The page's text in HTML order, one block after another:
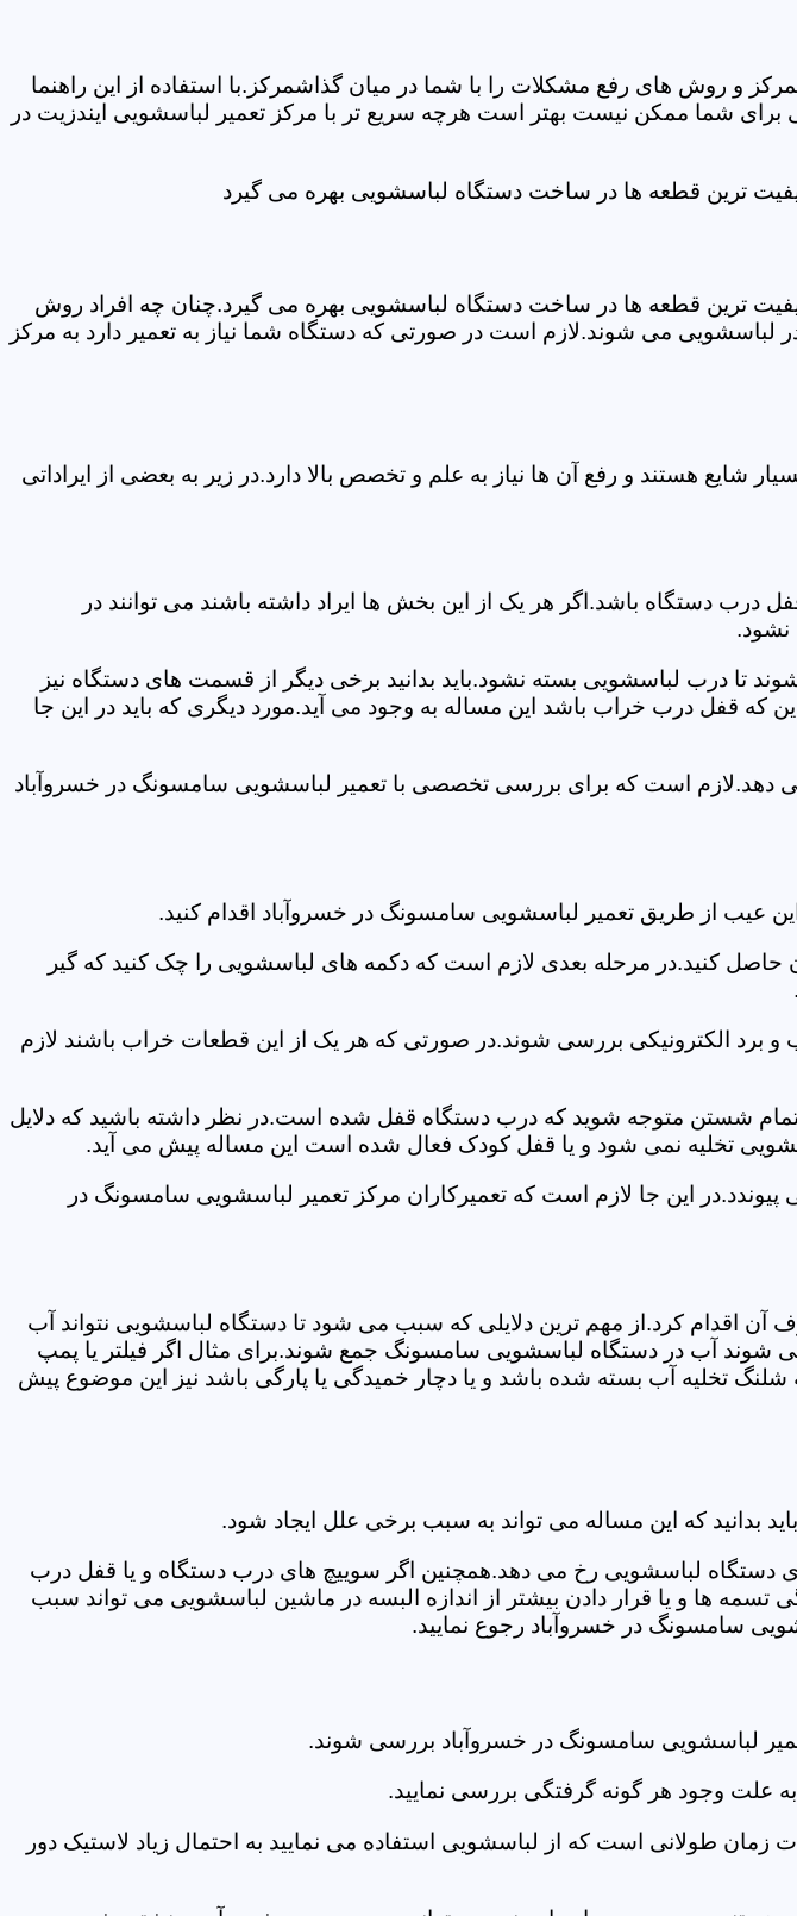
و روش های رفع مشکلات را با شما در میان گذاشمرکز.با استفاده از این راهنما
شما ممکن نیست بهتر است هرچه سریع تر با مرکز تعمیر لباسشویی ایندزیت در
ترین قطعه ها در ساخت دستگاه لباسشویی بهره می گیرد
ترین قطعه ها در ساخت دستگاه لباسشویی بهره می گیرد.چنان چه افراد روش
می شوند.لازم است در صورتی که دستگاه شما نیاز به تعمیر دارد به مرکز
هستند و رفع آن ها نیاز به علم و تخصص بالا دارد.در زیر به بعضی از ایراداتی
دستگاه باشد.اگر هر یک از این بخش ها ایراد داشته باشند می توانند در
نشود.
درب لباسشویی بسته نشود.باید بدانید برخی دیگر از قسمت های دستگاه نیز
که قفل درب خراب باشد این مساله به وجود می آید.مورد دیگری که باید در این جا
دهد.لازم است که برای بررسی تخصصی با تعمیر لباسشویی سامسونگ در خسروآباد
عیب از طریق تعمیر لباسشویی سامسونگ در خسروآباد اقدام کنید.
حاصل کنید.در مرحله بعدی لازم است که دکمه های لباسشویی را چک کنید که گیر
برد الکترونیکی بررسی شوند.در صورتی که هر یک از این قطعات خراب باشند لازم
شستن متوجه شوید که درب دستگاه قفل شده است.در نظر داشته باشید که دلایل
تخلیه نمی شود و یا قفل کودک فعال شده است این مساله پیش می آید.
این جا لازم است که تعمیرکاران مرکز تعمیر لباسشویی سامسونگ در
اقدام کرد.از مهم ترین دلایلی که سبب می شود تا دستگاه لباسشویی نتواند آب
شوند آب در دستگاه لباسشویی سامسونگ جمع شوند.برای مثال اگر فیلتر یا پمپ
تخلیه آب بسته شده باشد و یا دچار خمیدگی یا پارگی باشد نیز این موضوع پیش
بدانید که این مساله می تواند به سبب برخی علل ایجاد شود.
دستگاه لباسشویی رخ می دهد.همچنین اگر سوییچ های درب دستگاه و یا قفل درب
ها و یا قرار دادن بیشتر از اندازه البسه در ماشین لباسشویی می تواند سبب
سامسونگ در خسروآباد رجوع نمایید.
لباسشویی سامسونگ در خسروآباد بررسی شوند.
علت وجود هر گونه گرفتگی بررسی نمایید.
طولانی است که از لباسشویی استفاده می نمایید به احتمال زیاد لاستیک دور